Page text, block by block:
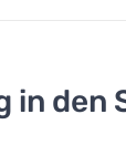
in den